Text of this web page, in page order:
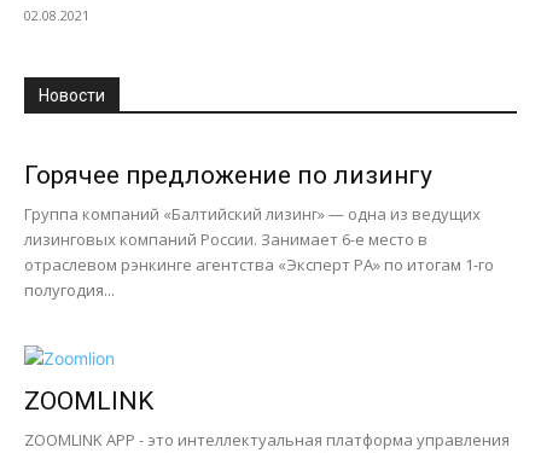
02.08.2021
Новости
Горячее предложение по лизингу
Группа компаний «Балтийский лизинг» — одна из ведущих
лизинговых компаний России. Занимает 6-е место в
отраслевом рэнкинге агентства «Эксперт РА» по итогам 1-го
полугодия...
ZOOMLINK
ZOOMLINK APP - это интеллектуальная платформа управления